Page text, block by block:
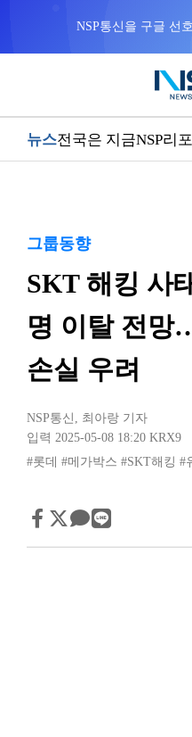
NSP통신을 구글 선
뉴스전국은 지금NSP리
그룹동향
SKT 해킹 사
명 이탈 전망
손실 우려
NSP통신 , 최아랑 기자
입력 2025-05-08 18:20 KRX9
#롯데
#메가박스 #SKT해킹 #